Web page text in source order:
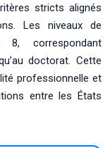
stricts alignés
Les niveaux de
correspondant
doctorat. Cette
professionnelle et
entre les États